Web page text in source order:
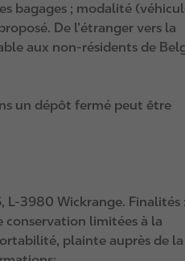
bagages ; modalité
De l’étranger vers la
aux non‑résidents de
un dépôt fermé peut être
L-3980 Wickrange. Finalités :
limitées à la
plainte auprès de la